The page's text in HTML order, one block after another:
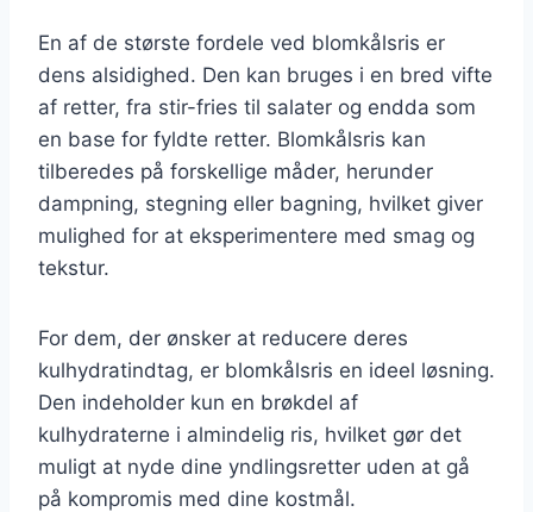
En af de største fordele ved blomkålsris er
dens alsidighed. Den kan bruges i en bred vifte
af retter, fra stir-fries til salater og endda som
en base for fyldte retter. Blomkålsris kan
tilberedes på forskellige måder, herunder
dampning, stegning eller bagning, hvilket giver
mulighed for at eksperimentere med smag og
tekstur.
For dem, der ønsker at reducere deres
kulhydratindtag, er blomkålsris en ideel løsning.
Den indeholder kun en brøkdel af
kulhydraterne i almindelig ris, hvilket gør det
muligt at nyde dine yndlingsretter uden at gå
på kompromis med dine kostmål.